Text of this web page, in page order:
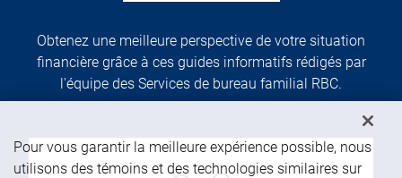
Obtenez une meilleure perspective de votre situation
financière grâce à ces guides informatifs rédigés par
l'équipe des Services de bureau familial RBC.
Pour vous garantir la meilleure expérience possible, nous
utilisons des témoins et des technologies similaires sur